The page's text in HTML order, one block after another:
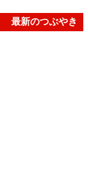
最新のつぶやき